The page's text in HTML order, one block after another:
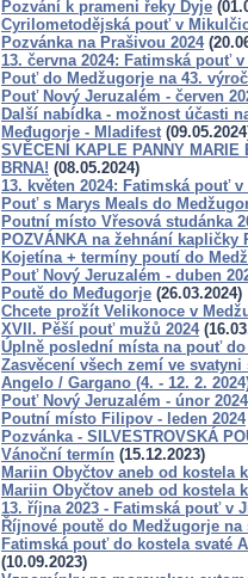
Pozvání k prameni řeky Dyje
Cyrilometodějská pouť v
Pozvánka na Prašivou 2024
13. června 2024: Fatimská pouť
Pouť do Medžugorje na 43.
Pouť Nový Jeruzalém - červen
Další nabídka - možnost účasti
Međugorje - Mladifest
SVĚCENÍ KAPLE PANNY MARIE
BRNA! (08.05.2024)
13. květen 2024: Fatimská pouť
Pouť s Marys Meals do
Poutní místo Vřesová studánka
POZVÁNKA na žehnání
Kojetína + termíny poutí do
Pouť Nový Jeruzalém - duben
Poutě do Međugorje (26.03.2024)
Chcete prožít Velikonoce v
XVII. Pěší pouť mužů 2024
Úplně poslední místa na pouť do
Zasvěcení všech zemí ve
Angelo / Gargano (4. - 12. 2.
Pouť Nový Jeruzalém - únor 2024
Poutní místo Filipov - leden 2024
Pozvánka - SILVESTROVSKÁ
Vánoční termín (15.12.2023)
Mariin Obyčtov aneb od kostela
Mariin Obyčtov aneb od kostela
13. října 2023 - Fatimská pouť v
Říjnové poutě do Medžugorje
Fatimská pouť do kostela svaté
(10.09.2023)